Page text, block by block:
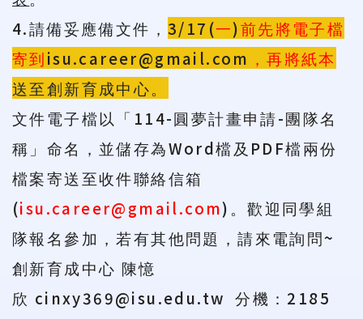
4.請備妥應備文件， 3/17(一)前先將電子檔
寄到 isu.career@gmail.com ，再將紙本
送至創新育成中心。
文件電子檔 以「 114- 圓夢計畫申請- 團隊名
稱」命名，並儲存為Word檔及 PDF檔兩份
檔案寄送至收件聯絡信箱
(isu.career@gmail.com) 。歡迎同學組
隊報名參加，若有其他問題，請來電詢問~
創新育成中心 陳憶
欣 cinxy369@isu.edu.tw分機 ： 2185